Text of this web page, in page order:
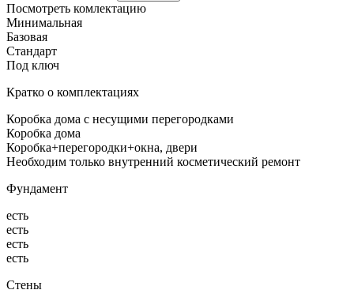
Посмотреть комлектацию
Минимальная
Базовая
Стандарт
Под ключ
Кратко о комплектациях
Коробка дома с несущими перегородками
Коробка дома
Коробка+перегородки+окна, двери
Необходим только внутренний косметический ремонт
Фундамент
есть
есть
есть
есть
Стены